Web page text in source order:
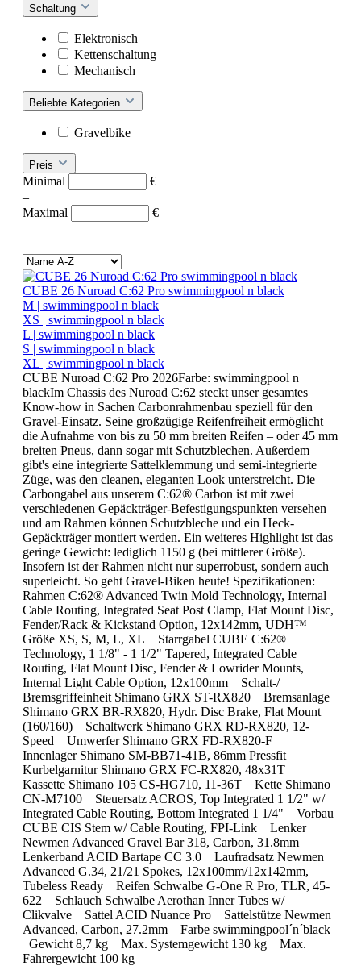
Schaltung
Elektronisch
Kettenschaltung
Mechanisch
Beliebte Kategorien
Gravelbike
Preis
Minimal
€
–
Maximal
€
CUBE 26 Nuroad C:62 Pro swimmingpool n black
M | swimmingpool n black
XS | swimmingpool n black
L | swimmingpool n black
S | swimmingpool n black
XL | swimmingpool n black
CUBE Nuroad C:62 Pro 2026Farbe: swimmingpool n
blackIm Chassis des Nuroad C:62 steckt unser gesamtes
Know-how in Sachen Carbonrahmenbau speziell für den
Gravel-Einsatz. Seine großzügige Reifenfreiheit ermöglicht
die Aufnahme von bis zu 50 mm breiten Reifen – oder 45 mm
breiten Pneus, dann sogar mit Schutzblechen. Außerdem
gibt's eine integrierte Sattelklemmung und semi-integrierte
Züge, was den cleanen, eleganten Look unterstreicht. Die
Carbongabel aus unserem C:62® Carbon ist mit zwei
verschiedenen Gepäckträger-Befestigungspunkten versehen
und am Rahmen können Schutzbleche und ein Heck-
Gepäckträger montiert werden. Ein weiteres Highlight ist das
geringe Gewicht: lediglich 1150 g (bei mittlerer Größe).
Insofern ist der Rahmen nicht nur superrobust, sondern auch
superleicht. So geht Gravel-Biken heute! Spezifikationen:
Rahmen C:62® Advanced Twin Mold Technology, Internal
Cable Routing, Integrated Seat Post Clamp, Flat Mount Disc,
Fender/Rack & Kickstand Option, 12x142mm, UDH™
Größe XS, S, M, L, XL Starrgabel CUBE C:62®
Technology, 1 1/8" - 1 1/2" Tapered, Integrated Cable
Routing, Flat Mount Disc, Fender & Lowrider Mounts,
Internal Light Cable Option, 12x100mm Schalt-/
Bremsgriffeinheit Shimano GRX ST-RX820 Bremsanlage
Shimano GRX BR-RX820, Hydr. Disc Brake, Flat Mount
(160/160) Schaltwerk Shimano GRX RD-RX820, 12-
Speed Umwerfer Shimano GRX FD-RX820-F
Innenlager Shimano SM-BB71-41B, 86mm Pressfit
Kurbelgarnitur Shimano GRX FC-RX820, 48x31T
Kassette Shimano 105 CS-HG710, 11-36T Kette Shimano
CN-M7100 Steuersatz ACROS, Top Integrated 1 1/2" w/
Integrated Cable Routing, Bottom Integrated 1 1/4" Vorbau
CUBE CIS Stem w/ Cable Routing, FPI-Link Lenker
Newmen Advanced Gravel Bar 318, Carbon, 31.8mm
Lenkerband ACID Bartape CC 3.0 Laufradsatz Newmen
Advanced G.34, 21/21 Spokes, 12x100mm/12x142mm,
Tubeless Ready Reifen Schwalbe G-One R Pro, TLR, 45-
622 Schlauch Schwalbe Aerothan Inner Tubes w/
Clikvalve Sattel ACID Nuance Pro Sattelstütze Newmen
Advanced, Carbon, 27.2mm Farbe swimmingpool´n´black
Gewicht 8,7 kg Max. Systemgewicht 130 kg Max.
Fahrergewicht 100 kg